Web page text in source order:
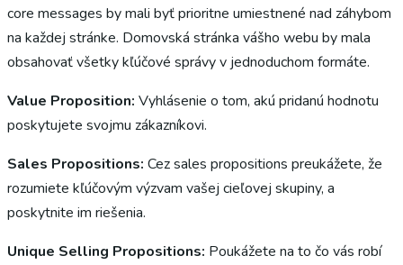
core messages by mali byť prioritne umiestnené nad záhybom
na každej stránke. Domovská stránka vášho webu by mala
obsahovať všetky kľúčové správy v jednoduchom formáte.
Value Proposition: Vyhlásenie o tom, akú pridanú hodnotu
poskytujete svojmu zákazníkovi.
Sales Propositions: Cez sales propositions preukážete, že
rozumiete kľúčovým výzvam vašej cieľovej skupiny, a
poskytnite im riešenia.
Unique Selling Propositions: Poukážete na to čo vás robí